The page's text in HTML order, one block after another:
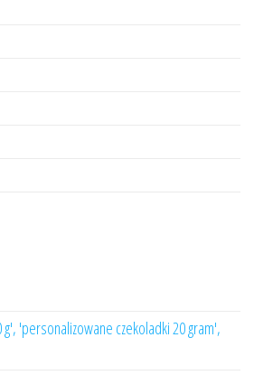
'personalizowane czekoladki 20 gram',